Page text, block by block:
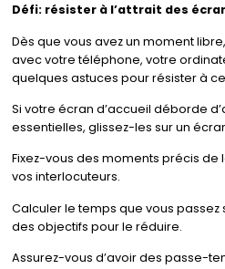
Défi: résister à l’attrait des
Dès que vous avez un moment
avec votre téléphone, votre
quelques astuces pour résister à
Si votre écran d’accueil déborde
essentielles, glissez-les sur un
Fixez-vous des moments précis
vos interlocuteurs.
Calculer le temps que vous passez
des objectifs pour le réduire.
Assurez-vous d’avoir des passe-